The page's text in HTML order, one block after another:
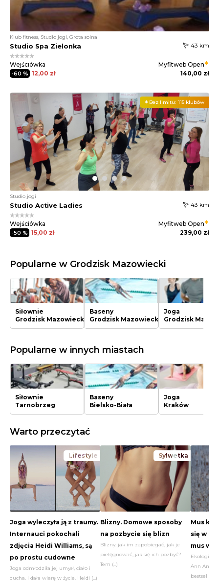
Klub fitness, Studio jogi, Grota solna
Studio Spa Zielonka 43 km
Wejściówka
-60 % 12,00 zł
Myfitweb Open
140,00 zł
Bez limitu: 115 klubów
Studio jogi
Studio Active Ladies 43 km
Wejściówka
-50 % 15,00 zł
Myfitweb Open
239,00 zł
Popularne w Grodzisk Mazowiecki
Siłownie
Grodzisk Mazowiecki
Baseny
Grodzisk Mazowiecki
Joga
Grodzisk
Popularne w innych miastach
Siłownie
Tarnobrzeg
Baseny
Bielsko-Biała
Joga
Kraków
Warto przeczytać
Lifestyle
Joga wyleczyła ją z traumy.
Internauci pokochali
zdjęcia Heidi Williams, są
po prostu cudowne
Joga odmłodziła jej umysł, ciało i
ducha. I dała wiarę w życie. Heidi (...)
Sylwetka
Blizny. Domowe sposoby
na pozbycie się blizn
Blizny: jak im zapobiegać, jak je
pielęgnować, jak się ich pozbyć?
Tem (...)
Mus
się w
mus w
Ann Ani
bestselle (...)